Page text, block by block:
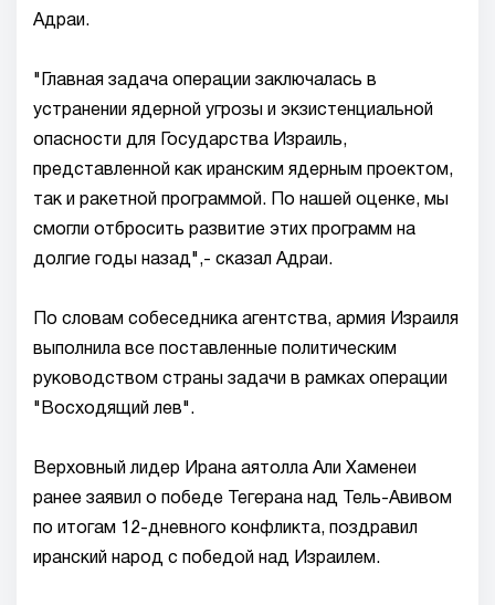
Адраи.
"Главная задача операции заключалась в
устранении ядерной угрозы и экзистенциальной
опасности для Государства Израиль,
представленной как иранским ядерным проектом,
так и ракетной программой. По нашей оценке, мы
смогли отбросить развитие этих программ на
долгие годы назад",- сказал Адраи.
По словам собеседника агентства, армия Израиля
выполнила все поставленные политическим
руководством страны задачи в рамках операции
"Восходящий лев".
Верховный лидер Ирана аятолла Али Хаменеи
ранее заявил о победе Тегерана над Тель-Авивом
по итогам 12-дневного конфликта, поздравил
иранский народ с победой над Израилем.